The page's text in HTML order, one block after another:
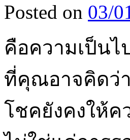
Posted on 03/
คือความเป็นไ
ที่คุณอาจคิดว่า
โชคยังคงให้ค